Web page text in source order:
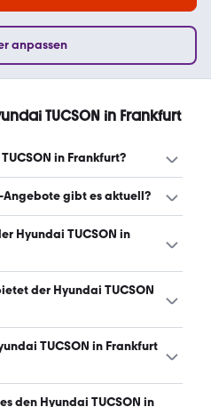
anpassen
TUCSON in Frankfurt
in Frankfurt?
TUCSON in Frankfurt
(Stand: 9.8.2026)
Angebote gibt es aktuell?
TUCSON bei mobile.de,
Neuwagen. (Stand:
Hyundai TUCSON in
hat Leistungen
9.8.2026)
der Hyundai TUCSON
ist mit automatischem
(Stand: 9.8.2026)
TUCSON in Frankfurt
gibt es in folgenden
den Hyundai TUCSON in